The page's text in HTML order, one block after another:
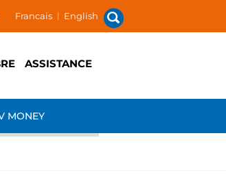
Francais | English
ASSISTANCE
MONEY